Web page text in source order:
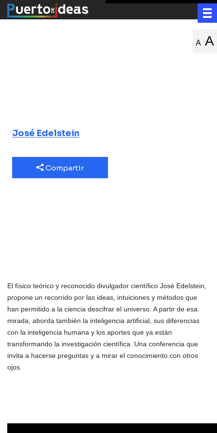
A A
José Edelstein
Compartir
El físico teórico y reconocido divulgador científico José Edelstein,
propone un recorrido por las ideas, intuiciones y métodos que
han permitido a la ciencia descifrar el universo. A partir de esa
mirada, aborda también la inteligencia artificial, sus diferencias
con la inteligencia humana y los aportes que ya están
transformando la investigación científica. Una conferencia que
invita a hacerse preguntas y a mirar el conocimiento con otros
ojos.